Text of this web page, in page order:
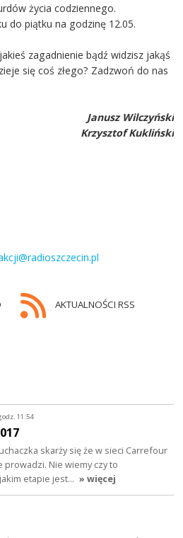
życia codziennego.
do piątku na godzinę 12.05.
zagadnienie bądź widzisz jakąś
się coś złego? Zadzwoń do nas
Janusz Wilczyński
Krzysztof Kukliński
AKTUALNOŚCI RSS
11:54
skarży się że w sieci Carrefour
Nie wiemy czy to
etapie jest… » więcej